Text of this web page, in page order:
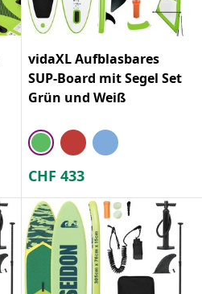
vidaXL Aufblasbares
SUP-Board mit Segel Set
Grün und Weiß
CHF 433